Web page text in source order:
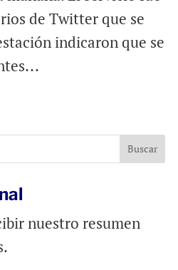
de Twitter que se
indicaron que se
nuestro resumen